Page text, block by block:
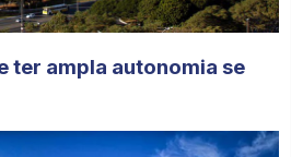
ter ampla autonomia se